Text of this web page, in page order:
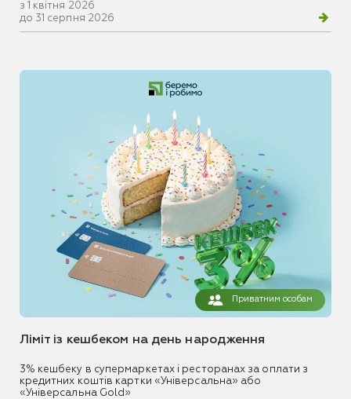
з 1 квітня 2026
до 31 серпня 2026
Приватним особам
Ліміт із кешбеком на день народження
3% кешбеку в супермаркетах і ресторанах за оплати з
кредитних коштів картки «Універсальна» або
«Універсальна Gold»